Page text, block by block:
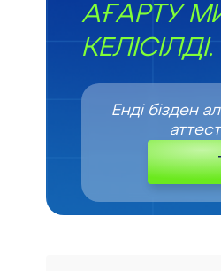
АҒАРТУ
КЕЛІСІЛДІ.
Енді бізден